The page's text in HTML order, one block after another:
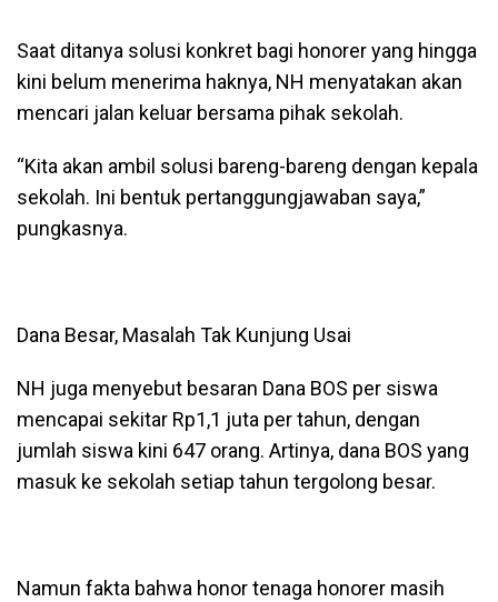
Saat ditanya solusi konkret bagi honorer yang hingga
kini belum menerima haknya, NH menyatakan akan
mencari jalan keluar bersama pihak sekolah.
“Kita akan ambil solusi bareng-bareng dengan kepala
sekolah. Ini bentuk pertanggungjawaban saya,”
pungkasnya.
Dana Besar, Masalah Tak Kunjung Usai
NH juga menyebut besaran Dana BOS per siswa
mencapai sekitar Rp1,1 juta per tahun, dengan
jumlah siswa kini 647 orang. Artinya, dana BOS yang
masuk ke sekolah setiap tahun tergolong besar.
Namun fakta bahwa honor tenaga honorer masih